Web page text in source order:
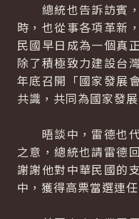
總統也告訴訪賓，
時，也從事各項革新
民國早日成為一個真
除了積極致力建設台
年底召開「國家發展
共識，共同為國家發
晤談中，雷德也代
之意，總統也請雷德
謝謝他對中華民國的
中，獲得高票當選連任